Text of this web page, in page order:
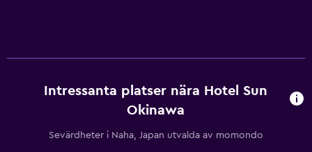
Intressanta platser nära Hotel Sun
Okinawa
Sevärdheter i Naha, Japan utvalda av momondo